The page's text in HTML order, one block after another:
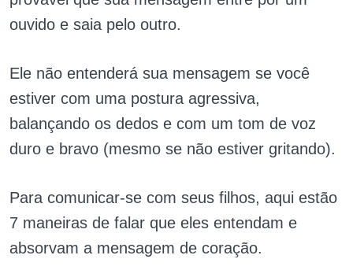
ouvido e saia pelo outro.
Ele não entenderá sua mensagem se você
estiver com uma postura agressiva,
balançando os dedos e com um tom de voz
duro e bravo (mesmo se não estiver gritando).
Para comunicar-se com seus filhos, aqui estão
7 maneiras de falar que eles entendam e
absorvam a mensagem de coração.